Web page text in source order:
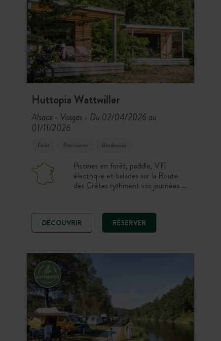
Huttopia Wattwiller
Alsace - Vosges - Du 02/04/2026 au
01/11/2026
Forêt Patrimoine Randonnée
Piscines en forêt, paddle, VTT
électrique et balades sur la Route
des Crêtes rythment vos journées au
des vins et villages alsaciens,
installez-vous en chalet, cahutte,
roulotte, tente ou emplacement pour
DÉCOUVRIR RÉSERVER